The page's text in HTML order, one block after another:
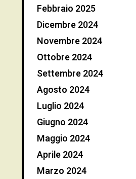
Febbraio 2025
Dicembre 2024
Novembre 2024
Ottobre 2024
Settembre 2024
Agosto 2024
Luglio 2024
Giugno 2024
Maggio 2024
Aprile 2024
Marzo 2024